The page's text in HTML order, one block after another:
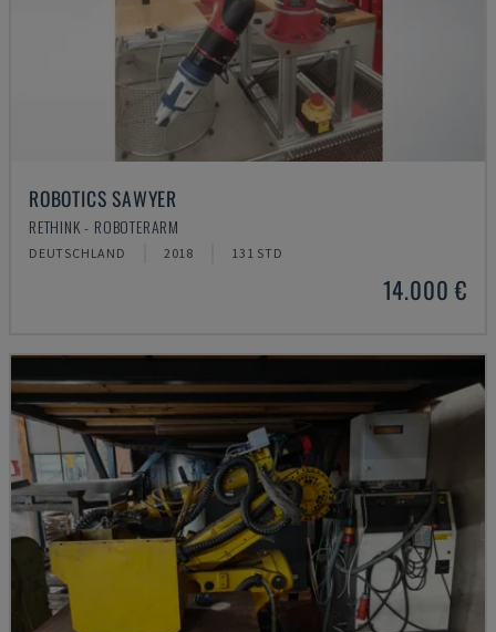
ROBOTICS SAWYER
RETHINK - ROBOTERARM
DEUTSCHLAND 2018 131 STD
14.000 €